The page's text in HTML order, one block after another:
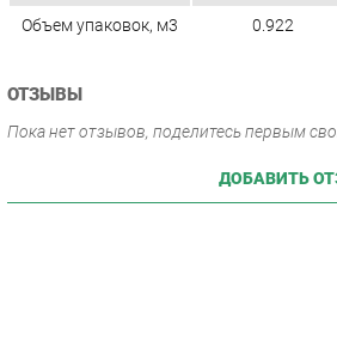
Объем упаковок, м3
0.922
ОТЗЫВЫ
Пока нет отзывов, поделитесь первым
ДОБАВИТЬ